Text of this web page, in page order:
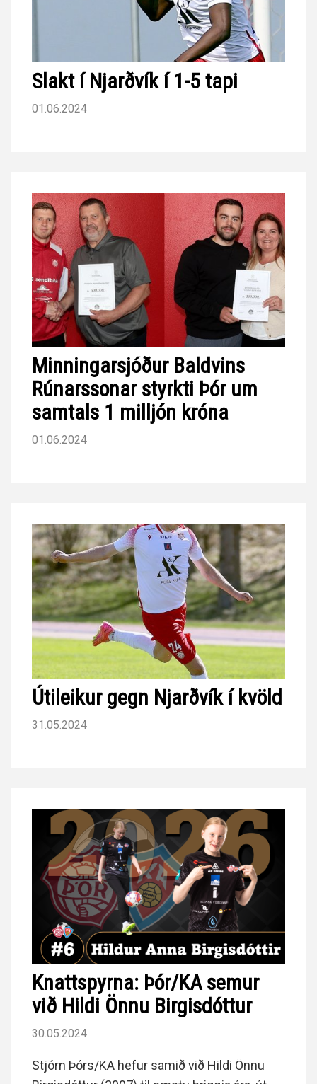
Slakt í Njarðvík í 1-5 tapi
01.06.2024
Minningarsjóður Baldvins
Rúnarssonar styrkti Þór um
samtals 1 milljón króna
01.06.2024
Útileikur gegn Njarðvík í kvöld
31.05.2024
Knattspyrna: Þór/KA semur
við Hildi Önnu Birgisdóttur
30.05.2024
Stjórn Þórs/KA hefur samið við Hildi Önnu